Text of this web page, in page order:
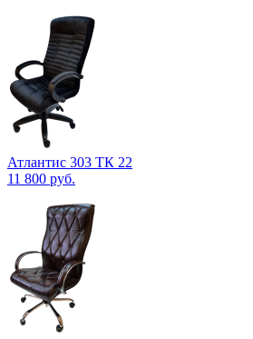
Атлантис 303 ТК 22
11 800 руб.